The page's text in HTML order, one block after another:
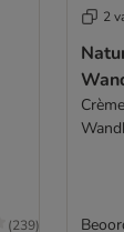
(239)
2